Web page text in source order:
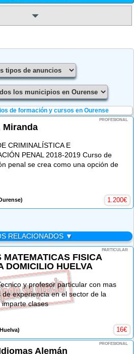
de formación y cursos en Ourense
PROFESIONAL
Miranda
CRIMINALÍSTICA E
PENAL 2018-2019 Curso de
penal se crea como una opción de
1.200€
RELACIONADOS ▼
PARTICULAR
MATEMATICAS FISICA
DOMICILIO HUELVA
y profesor particular con mas
de experiencia en el sector de la
clases
16€
PROFESIONAL
Alemán